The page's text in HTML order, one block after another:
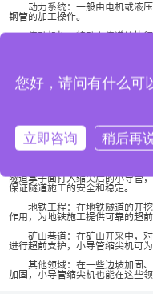
动力系统：一般由电机或液压
钢管的加工操作。
传动机构：将动力传递给执行
管尖头形状和尺寸进行设计，直
控制系统：用于控制设备的启
小导
隧道掌子面打入缩尖后的小导管
保证隧道施工的安全和稳定。
地铁工程：在地铁隧道的开挖
作用，为地铁施工提供可靠的超前
矿山巷道：在矿山开采中，对
进行超前支护，小导管缩尖机可
其他领域：在一些边坡加固、
加固，小导管缩尖机也能在这些领
您好，请问有什么可
立即咨询 稍后再